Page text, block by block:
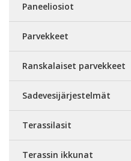
Paneeliosiot
Parvekkeet
Ranskalaiset parvekkeet
Sadevesijärjestelmät
Terassilasit
Terassin ikkunat